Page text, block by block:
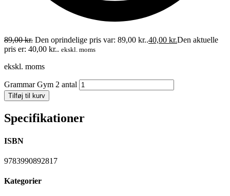
89,00kr. Den oprindelige pris var: 89,00 kr..40,00 kr.Den aktuelle
pris er: 40,00 kr.. ekskl. moms
ekskl. moms
Grammar Gym 2 antal
Tilføj til kurv
Specifikationer
ISBN
9783990892817
Kategorier